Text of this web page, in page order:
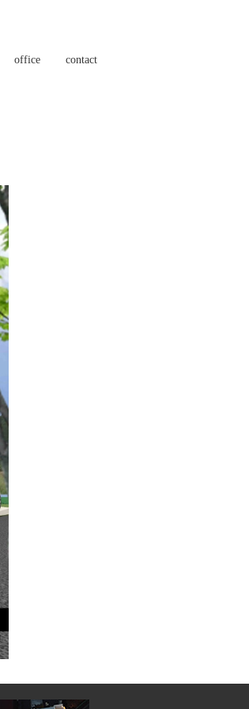
office contact